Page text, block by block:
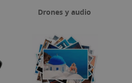
Drones y audio